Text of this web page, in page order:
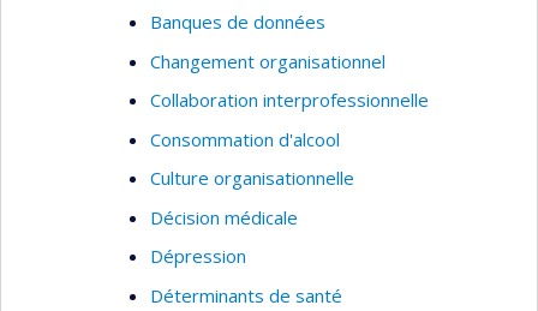
Banques de données
Changement organisationnel
Collaboration interprofessionnelle
Consommation d'alcool
Culture organisationnelle
Décision médicale
Dépression
Déterminants de santé